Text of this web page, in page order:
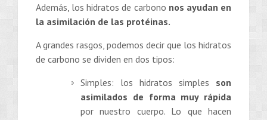
Además, los hidratos de carbono nos ayudan en
la asimilación de las protéinas.
A grandes rasgos, podemos decir que los hidratos
de carbono se dividen en dos tipos:
Simples: los hidratos simples son
asimilados de forma muy rápida
por nuestro cuerpo. Lo que hacen